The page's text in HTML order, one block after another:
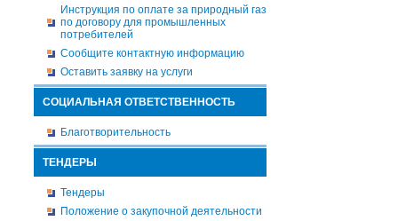
Инструкция по оплате за природный газ
по договору для промышленных
потребителей
Сообщите контактную информацию
Оставить заявку на услуги
СОЦИАЛЬНАЯ ОТВЕТСТВЕННОСТЬ
Благотворительность
ТЕНДЕРЫ
Тендеры
Положение о закупочной деятельности